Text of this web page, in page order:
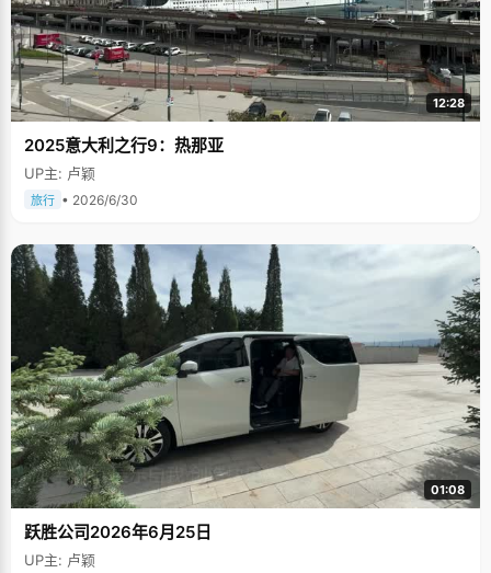
12:28
2025意大利之行9：热那亚
UP主: 卢颖
旅行 • 2026/6/30
01:08
跃胜公司2026年6月25日
UP主: 卢颖